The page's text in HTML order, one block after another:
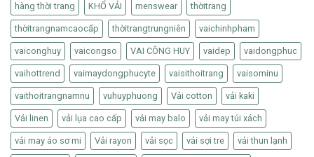
hàng thời trang KHỔ VẢI menswear thờitrang
thờitrangnamcaocấp thờitrangtrungniên vaichinhpham
vaiconghuy vaicongso VAI CÔNG HUY vaidep vaidongphuc
vaihottrend vaimaydongphucyte vaisithoitrang vaisominu
vaithoitrangnamnu vuhuyphuong Vải cotton vải kaki
Vải linen vải lụa cao cấp vải may balo vải may túi xách
vải may áo sơ mi Vải rayon vải sọc vải sợi tre vải thun lạnh